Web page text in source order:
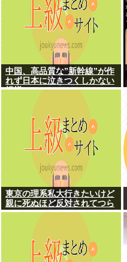
中国、高品質な”新幹線”が作
れず日本に泣きつくしかない
模様www
東京の理系私大行きたいけど
親に死ぬほど反対されてつら
い